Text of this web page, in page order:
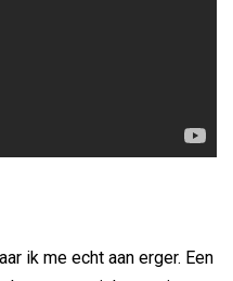
ik me echt aan erger. Een